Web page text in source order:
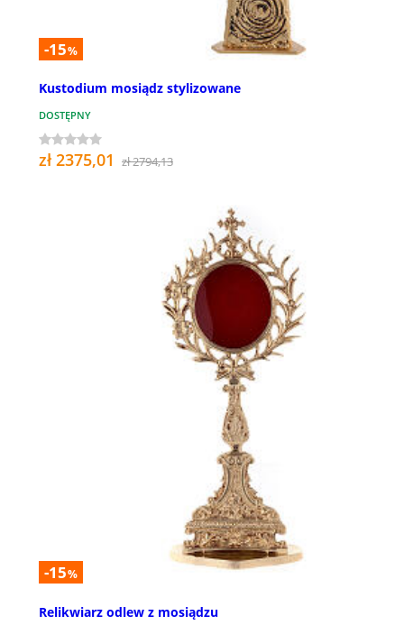
-15%
Kustodium mosiądz stylizowane
DOSTĘPNY
zł 2375,01 zł 2794,13
-15%
Relikwiarz odlew z mosiądzu